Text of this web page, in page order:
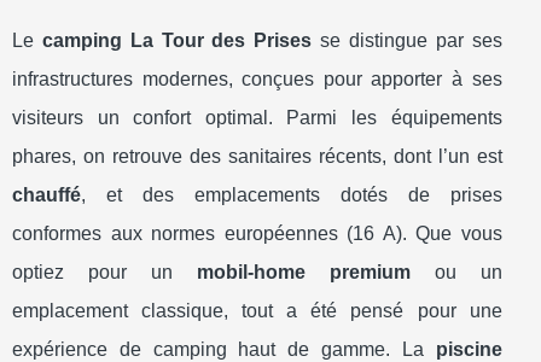
Le camping La Tour des Prises se distingue par ses
infrastructures modernes, conçues pour apporter à ses
visiteurs un confort optimal. Parmi les équipements
phares, on retrouve des sanitaires récents, dont l’un est
chauffé, et des emplacements dotés de prises
conformes aux normes européennes (16 A). Que vous
optiez pour un mobil-home premiumou un
emplacement classique, tout a été pensé pour une
expérience de camping haut de gamme. La piscine